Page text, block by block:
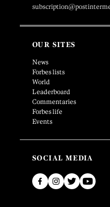
OUR SITES
News
Forbes lists
World
Leaderboard
Commentaries
Forbes life
Events
SOCIAL MEDIA